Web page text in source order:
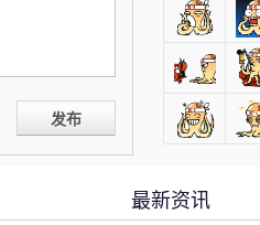
发布
最新资讯